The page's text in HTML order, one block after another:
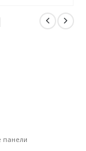
панели